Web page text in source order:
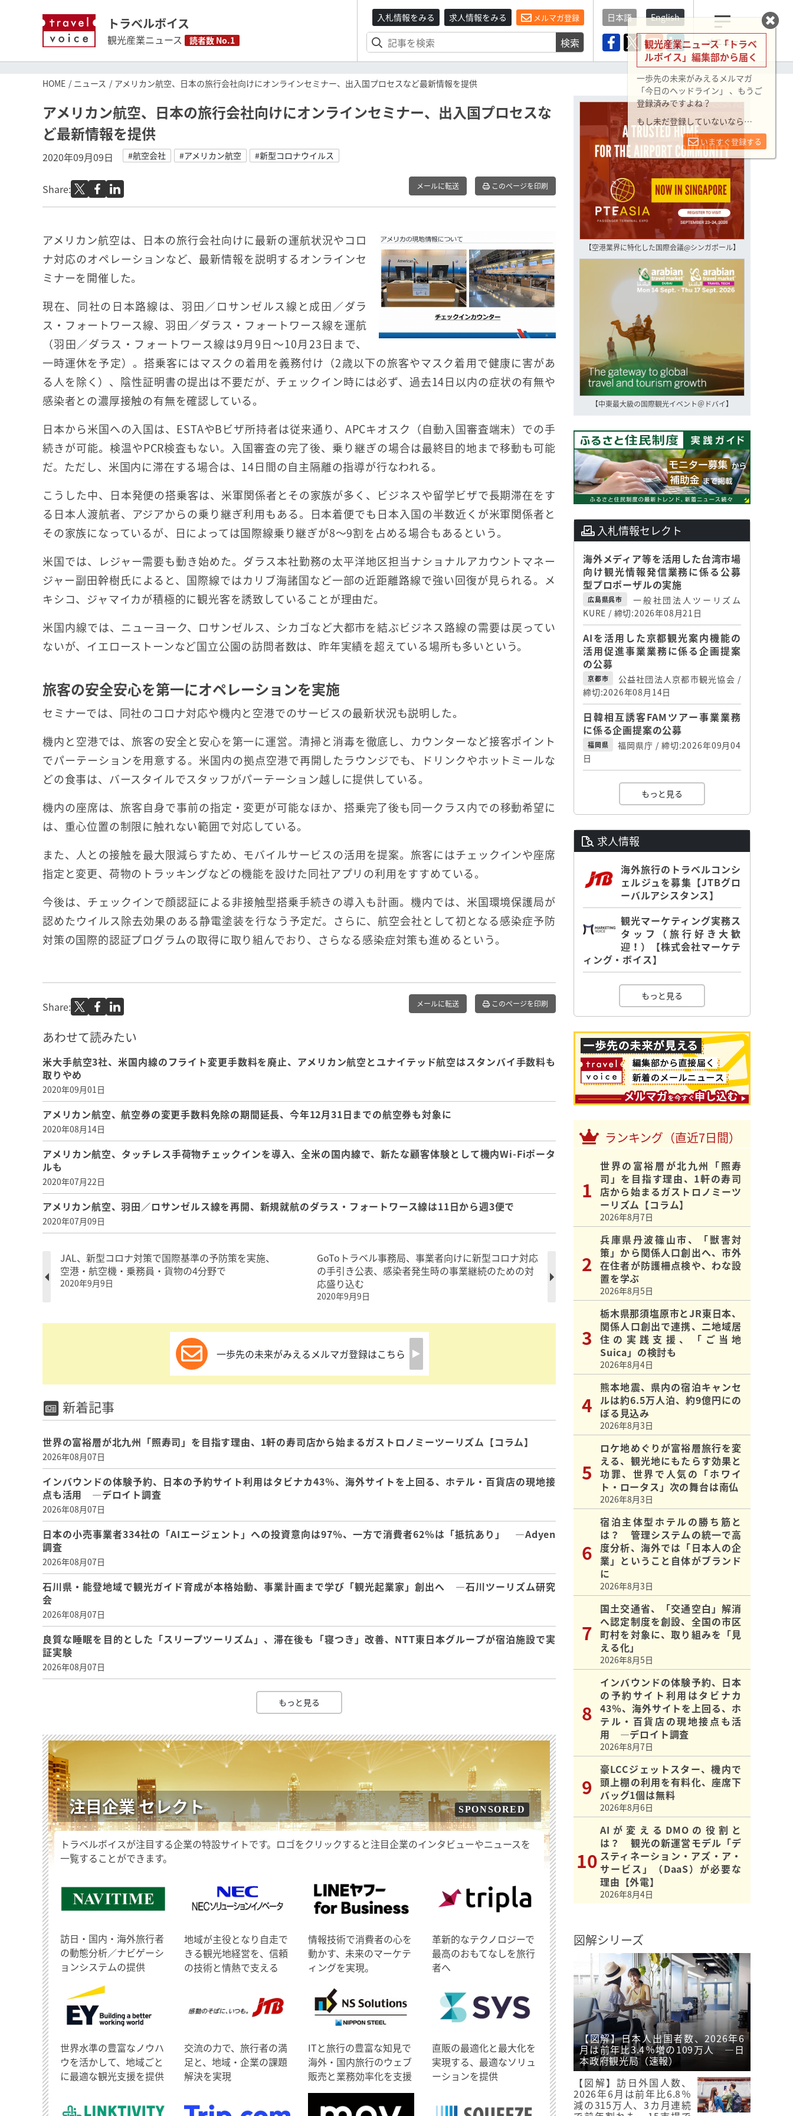
トラベルボイス
観光産業ニュース 読者数 No.1
入札情報をみる 求人情報をみる メルマガ登録
検索
日本語 English
メニュー
HOME ニュース アメリカン航空、日本の旅行会社向けにオンラインセミナー、出入国プロセスなど最新情報を提供
アメリカン航空、日本の旅行会社向けにオンラインセミナー、出入国プロセスな
ど最新情報を提供
2020年09月09日 #航空会社 #アメリカン航空 #新型コロナウイルス
Share: メールに転送 このページを印刷
アメリカン航空は、日本の旅行会社向けに最新の運航状況やコロ
ナ対応のオペレーションなど、最新情報を説明するオンラインセ
ミナーを開催した。
現在、同社の日本路線は、羽田／ロサンゼルス線と成田／ダラ
ス・フォートワース線、羽田／ダラス・フォートワース線を運航
（羽田／ダラス・フォートワース線は9月9日～10月23日まで、
一時運休を予定）。搭乗客にはマスクの着用を義務付け（2歳以下の旅客やマスク着用で健康に害があ
る人を除く）、陰性証明書の提出は不要だが、チェックイン時には必ず、過去14日以内の症状の有無や
感染者との濃厚接触の有無を確認している。
日本から米国への入国は、ESTAやBビザ所持者は従来通り、APCキオスク（自動入国審査端末）での手
続きが可能。検温やPCR検査もない。入国審査の完了後、乗り継ぎの場合は最終目的地まで移動も可能
だ。ただし、米国内に滞在する場合は、14日間の自主隔離の指導が行なわれる。
こうした中、日本発便の搭乗客は、米軍関係者とその家族が多く、ビジネスや留学ビザで長期滞在をす
る日本人渡航者、アジアからの乗り継ぎ利用もある。日本着便でも日本入国の半数近くが米軍関係者と
その家族になっているが、日によっては国際線乗り継ぎが8～9割を占める場合もあるという。
米国では、レジャー需要も動き始めた。ダラス本社勤務の太平洋地区担当ナショナルアカウントマネー
ジャー副田幹樹氏によると、国際線ではカリブ海諸国など一部の近距離路線で強い回復が見られる。メ
キシコ、ジャマイカが積極的に観光客を誘致していることが理由だ。
米国内線では、ニューヨーク、ロサンゼルス、シカゴなど大都市を結ぶビジネス路線の需要は戻ってい
ないが、イエローストーンなど国立公園の訪問者数は、昨年実績を超えている場所も多いという。
旅客の安全安心を第一にオペレーションを実施
セミナーでは、同社のコロナ対応や機内と空港でのサービスの最新状況も説明した。
機内と空港では、旅客の安全と安心を第一に運営。清掃と消毒を徹底し、カウンターなど接客ポイント
でパーテーションを用意する。米国内の拠点空港で再開したラウンジでも、ドリンクやホットミールな
どの食事は、バースタイルでスタッフがパーテーション越しに提供している。
機内の座席は、旅客自身で事前の指定・変更が可能なほか、搭乗完了後も同一クラス内での移動希望に
は、重心位置の制限に触れない範囲で対応している。
また、人との接触を最大限減らすため、モバイルサービスの活用を提案。旅客にはチェックインや座席
指定と変更、荷物のトラッキングなどの機能を設けた同社アプリの利用をすすめている。
今後は、チェックインで顔認証による非接触型搭乗手続きの導入も計画。機内では、米国環境保護局が
認めたウイルス除去効果のある静電塗装を行なう予定だ。さらに、航空会社として初となる感染症予防
対策の国際的認証プログラムの取得に取り組んでおり、さらなる感染症対策も進めるという。
Share: メールに転送 このページを印刷
あわせて読みたい
米大手航空3社、米国内線のフライト変更手数料を廃止、アメリカン航空とユナイテッド航空はスタンバイ手数料も
取りやめ
2020年09月01日
アメリカン航空、航空券の変更手数料免除の期間延長、今年12月31日までの航空券も対象に
2020年08月14日
アメリカン航空、タッチレス手荷物チェックインを導入、全米の国内線で、新たな顧客体験として機内Wi-Fiポータ
ルも
2020年07月22日
アメリカン航空、羽田／ロサンゼルス線を再開、新規就航のダラス・フォートワース線は11日から週3便で
2020年07月09日
JAL、新型コロナ対策で国際基準の予防策を実施、
空港・航空機・乗務員・貨物の4分野で
2020年9月9日
GoToトラベル事務局、事業者向けに新型コロナ対応
の手引き公表、感染者発生時の事業継続のための対
応盛り込む
2020年9月9日
一歩先の未来がみえるメルマガ登録はこちら
新着記事
世界の富裕層が北九州「照寿司」を目指す理由、1軒の寿司店から始まるガストロノミーツーリズム【コラム】
2026年08月07日
インバウンドの体験予約、日本の予約サイト利用はタビナカ43％、海外サイトを上回る、ホテル・百貨店の現地接
点も活用 ―デロイト調査
2026年08月07日
日本の小売事業者334社の「AIエージェント」への投資意向は97％、一方で消費者62％は「抵抗あり」 ―Adyen
調査
2026年08月07日
石川県・能登地域で観光ガイド育成が本格始動、事業計画まで学び「観光起業家」創出へ ―石川ツーリズム研究
会
2026年08月07日
良質な睡眠を目的とした「スリープツーリズム」、滞在後も「寝つき」改善、NTT東日本グループが宿泊施設で実
証実験
2026年08月07日
もっと見る
注目企業 セレクト SPONSORED
トラベルボイスが注目する企業の特設サイトです。ロゴをクリックすると注目企業のインタビューやニュースを
一覧することができます。
訪日・国内・海外旅行者
の動態分析／ナビゲーシ
ョンシステムの提供
地域が主役となり自走で
きる観光地経営を、信頼
の技術と情熱で支える
情報技術で消費者の心を
動かす、未来のマーケテ
ィングを実現。
革新的なテクノロジーで
最高のおもてなしを旅行
者へ
世界水準の豊富なノウハ
ウを活かして、地域ごと
に最適な観光支援を提供
交流の力で、旅行者の満
足と、地域・企業の課題
解決を実現
ITと旅行の豊富な知見で
海外・国内旅行のウェブ
販売と業務効率化を支援
直販の最適化と最大化を
実現する、最適なソリュ
ーションを提供
【空港業界に特化した国際会議@シンガポール】
【中東最大級の国際観光イベント＠ドバイ】
入札情報セレクト
海外メディア等を活用した台湾市場
向け観光情報発信業務に係る公募
型プロポーザルの実施
広島県呉市
一般社団法人ツーリズム
KURE / 締切:2026年08月21日
AIを活用した京都観光案内機能の
活用促進事業業務に係る企画提案
の公募
京都市
公益社団法人京都市観光協会 /
締切:2026年08月14日
日韓相互誘客FAMツアー事業業務
に係る企画提案の公募
福岡県
福岡県庁 / 締切:2026年09月04
日
もっと見る
求人情報
海外旅行のトラベルコンシ
ェルジュを募集【JTBグロ
ーバルアシスタンス】
観光マーケティング実務ス
タッフ（旅行好き大歓
迎！）【株式会社マーケテ
ィング・ボイス】
もっと見る
ランキング（直近7日間）
世界の富裕層が北九州「照寿
司」を目指す理由、1軒の寿司
店から始まるガストロノミーツ
ーリズム【コラム】
2026年8月7日
兵庫県丹波篠山市、「獣害対
策」から関係人口創出へ、市外
在住者が防護柵点検や、わな設
置を学ぶ
2026年8月5日
栃木県那須塩原市とJR東日本、
関係人口創出で連携、二地域居
住の実践支援、「ご当地
Suica」の検討も
2026年8月4日
熊本地震、県内の宿泊キャンセ
ルは約6.5万人泊、約9億円にの
ぼる見込み
2026年8月3日
ロケ地めぐりが富裕層旅行を変
える、観光地にもたらす効果と
功罪、世界で人気の「ホワイ
ト・ロータス」次の舞台は南仏
2026年8月3日
宿泊主体型ホテルの勝ち筋と
は？ 管理システムの統一で高
度分析、海外では「日本人の企
業」ということ自体がブランド
に
2026年8月3日
国土交通省、「交通空白」解消
へ認定制度を創設、全国の市区
町村を対象に、取り組みを「見
える化」
2026年8月5日
インバウンドの体験予約、日本
の予約サイト利用はタビナカ
43％、海外サイトを上回る、ホ
テル・百貨店の現地接点も活
用 ―デロイト調査
2026年8月7日
豪LCCジェットスター、機内で
頭上棚の利用を有料化、座席下
バッグ1個は無料
2026年8月6日
AIが変えるDMOの役割と
は？ 観光の新運営モデル「デ
スティネーション・アズ・ア・
サービス」（DaaS）が必要な
理由【外電】
2026年8月4日
図解シリーズ
【図解】日本人出国者数、2026年6
月は前年比3.4％増の109万人 ―日
本政府観光局（速報）
【図解】訪日外国人数、
2026年6月は前年比6.8％
減の315万人、3カ月連続
観光産業ニュース「トラベ
ルボイス」編集部から届く
一歩先の未来がみえるメルマガ
「今日のヘッドライン」 、もうご
登録済みですよね？
もし未だ登録していないなら…
いますぐ登録する